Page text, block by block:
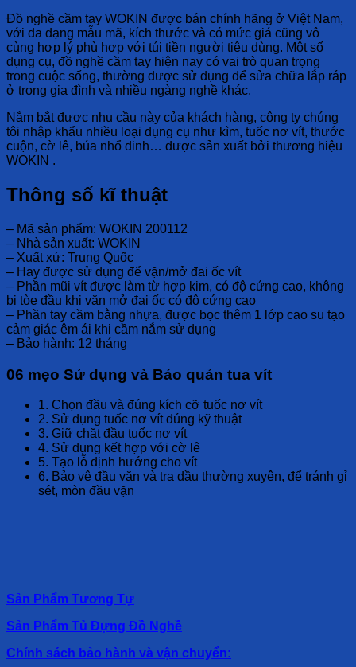
Đồ nghề cầm tay WOKIN được bán chính hãng ở Việt Nam,
với đa dạng mẫu mã, kích thước và có mức giá cũng vô
cùng hợp lý phù hợp với túi tiền người tiêu dùng. Một số
dụng cụ, đồ nghề cầm tay hiện nay có vai trò quan trọng
trong cuộc sống, thường được sử dụng để sửa chữa lắp ráp
ở trong gia đình và nhiều ngàng nghề khác.
Nắm bắt được nhu cầu này của khách hàng, công ty chúng
tôi nhập khẩu nhiều loại dụng cụ như kìm, tuốc nơ vít, thước
cuộn, cờ lê, búa nhổ đinh… được sản xuất bởi thương hiệu
WOKIN .
Thông số kĩ thuật
– Mã sản phẩm: WOKIN 200112
– Nhà sản xuất: WOKIN
– Xuất xứ: Trung Quốc
– Hay được sử dụng để vặn/mở đai ốc vít
– Phần mũi vít được làm từ hợp kim, có độ cứng cao, không
bị tòe đầu khi vặn mở đai ốc có độ cứng cao
– Phần tay cầm bằng nhựa, được bọc thêm 1 lớp cao su tạo
cảm giác êm ái khi cầm nắm sử dụng
– Bảo hành: 12 tháng
06 mẹo Sử dụng và Bảo quản tua vít
1. Chọn đầu và đúng kích cỡ tuốc nơ vít
2. Sử dụng tuốc nơ vít đúng kỹ thuật
3. Giữ chặt đầu tuốc nơ vít
4. Sử dụng kết hợp với cờ lê
5. Tạo lỗ định hướng cho vít
6. Bảo vệ đầu vặn và tra dầu thường xuyên, để tránh gỉ
sét, mòn đầu vặn
Sản Phẩm Tương Tự
Sản Phẩm Tủ Đựng Đồ Nghề
Chính sách bảo hành và vận chuyển: